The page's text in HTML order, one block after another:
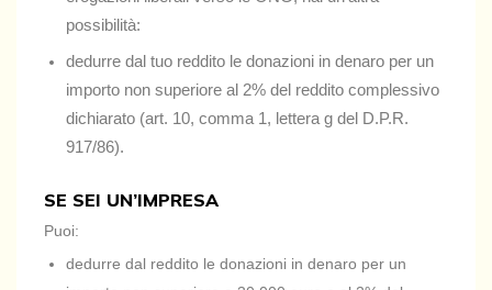
possibilità:
dedurre dal tuo reddito le donazioni in denaro per un
importo non superiore al 2% del reddito complessivo
dichiarato (art. 10, comma 1, lettera g del D.P.R.
917/86).
SE SEI UN’IMPRESA
Puoi:
dedurre dal reddito le donazioni in denaro per un